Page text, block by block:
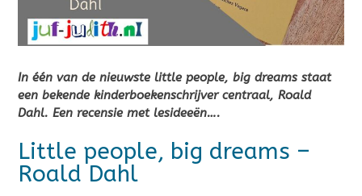
In één van de nieuwste little people, big dreams staat
een bekende kinderboekenschrijver centraal, Roald
Dahl. Een recensie met lesideeën….
Little people, big dreams –
Roald Dahl